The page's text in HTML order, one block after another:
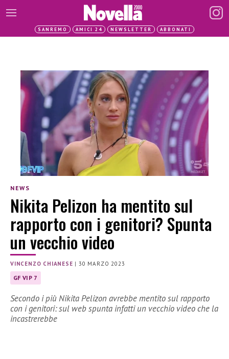
SANREMO AMICI 24 NEWSLETTER ABBONATI
NEWS
Nikita Pelizon ha mentito sul
rapporto con i genitori? Spunta
un vecchio video
VINCENZO CHIANESE |30 MARZO 2023
GF VIP 7
Secondo i più Nikita Pelizon avrebbe mentito sul rapporto
con i genitori: sul web spunta infatti un vecchio video che la
incastrerebbe